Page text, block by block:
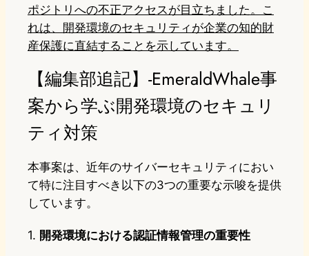
ポジトリへの不正アクセスが目立ちました。こ
れは、開発環境のセキュリティが企業の知的財
産保護に直結することを示しています。
【編集部追記】-EmeraldWhale事
案から学ぶ開発環境のセキュリ
ティ対策
本事案は、近年のサイバーセキュリティにおい
て特に注目すべき以下の3つの重要な示唆を提供
しています。
1. 開発環境における認証情報管理の重要性